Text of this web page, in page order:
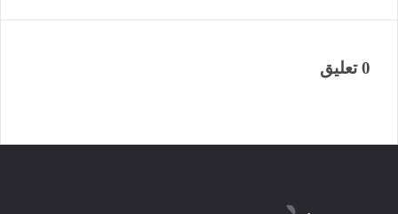
0 تعليق